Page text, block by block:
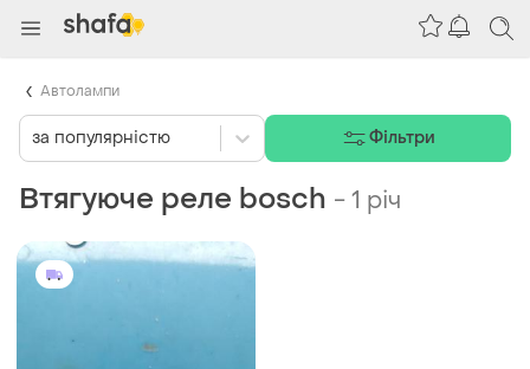
Втягуюче реле bosch -1 річ
за популярністю Фільтри
Автолампи